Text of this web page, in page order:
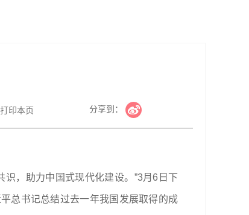
打印本页 分享到：
，助力中国式现代化建设。”3月6日下
总书记总结过去一年我国发展取得的成